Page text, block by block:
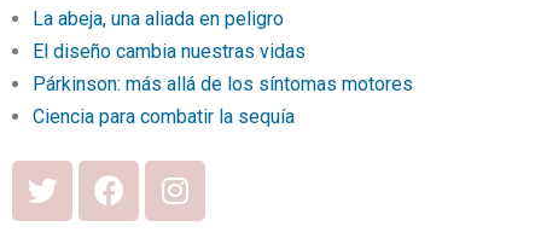
La abeja, una aliada en peligro
El diseño cambia nuestras vidas
Párkinson: más allá de los síntomas motores
Ciencia para combatir la sequía